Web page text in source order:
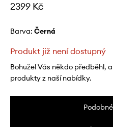
2399 Kč
Barva: černá
Produkt již není dostupný
Bohužel Vás někdo předběhl,
produkty z naší nabídky.